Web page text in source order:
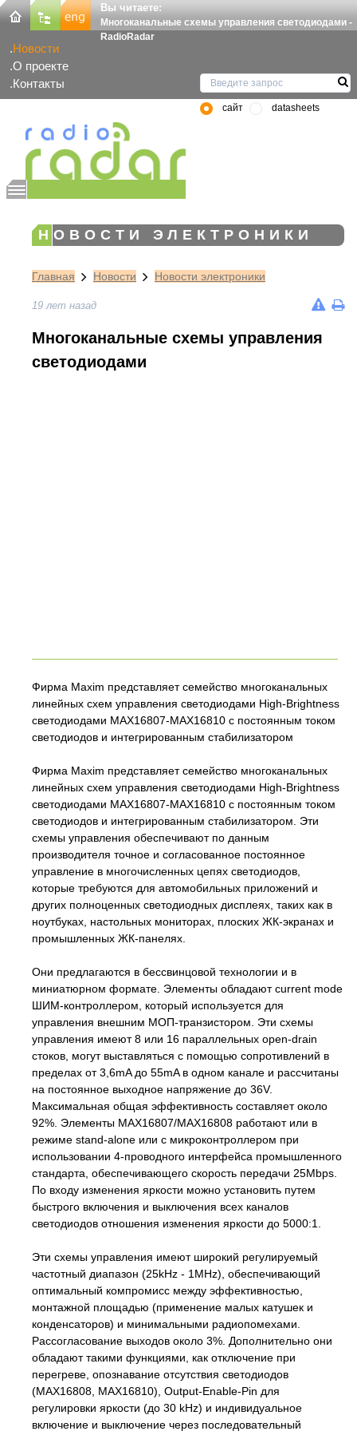
Вы читаете:
Многоканальные схемы управления светодиодами -
RadioRadar
Новости
О проекте
Контакты
сайт datasheets
НОВОСТИ ЭЛЕКТРОНИКИ
Главная Новости Новости электроники
19 лет назад
Многоканальные схемы управления
светодиодами
Фирма Maxim представляет семейство многоканальных
линейных схем управления светодиодами High-Brightness
светодиодами MAX16807-MAX16810 с постоянным током
светодиодов и интегрированным стабилизатором
Фирма Maxim представляет семейство многоканальных
линейных схем управления светодиодами High-Brightness
светодиодами MAX16807-MAX16810 с постоянным током
светодиодов и интегрированным стабилизатором. Эти
схемы управления обеспечивают по данным
производителя точное и согласованное постоянное
управление в многочисленных цепях светодиодов,
которые требуются для автомобильных приложений и
других полноценных светодиодных дисплеях, таких как в
ноутбуках, настольных мониторах, плоских ЖК-экранах и
промышленных ЖК-панелях.
Они предлагаются в бессвинцовой технологии и в
миниатюрном формате. Элементы обладают current mode
ШИМ-контроллером, который используется для
управления внешним МОП-транзистором. Эти схемы
управления имеют 8 или 16 параллельных open-drain
стоков, могут выставляться с помощью сопротивлений в
пределах от 3,6mA до 55mA в одном канале и рассчитаны
на постоянное выходное напряжение до 36V.
Максимальная общая эффективность составляет около
92%. Элементы MAX16807/MAX16808 работают или в
режиме stand-alone или с микроконтроллером при
использовании 4-проводного интерфейса промышленного
стандарта, обеспечивающего скорость передачи 25Mbps.
По входу изменения яркости можно установить путем
быстрого включения и выключения всех каналов
светодиодов отношения изменения яркости до 5000:1.
Эти схемы управления имеют широкий регулируемый
частотный диапазон (25kHz - 1MHz), обеспечивающий
оптимальный компромисс между эффективностью,
монтажной площадью (применение малых катушек и
конденсаторов) и минимальными радиопомехами.
Рассогласование выходов около 3%. Дополнительно они
обладают такими функциями, как отключение при
перегреве, опознавание отсутствия светодиодов
(MAX16808, MAX16810), Output-Enable-Pin для
регулировки яркости (до 30 kHz) и индивидуальное
включение и выключение через последовательный